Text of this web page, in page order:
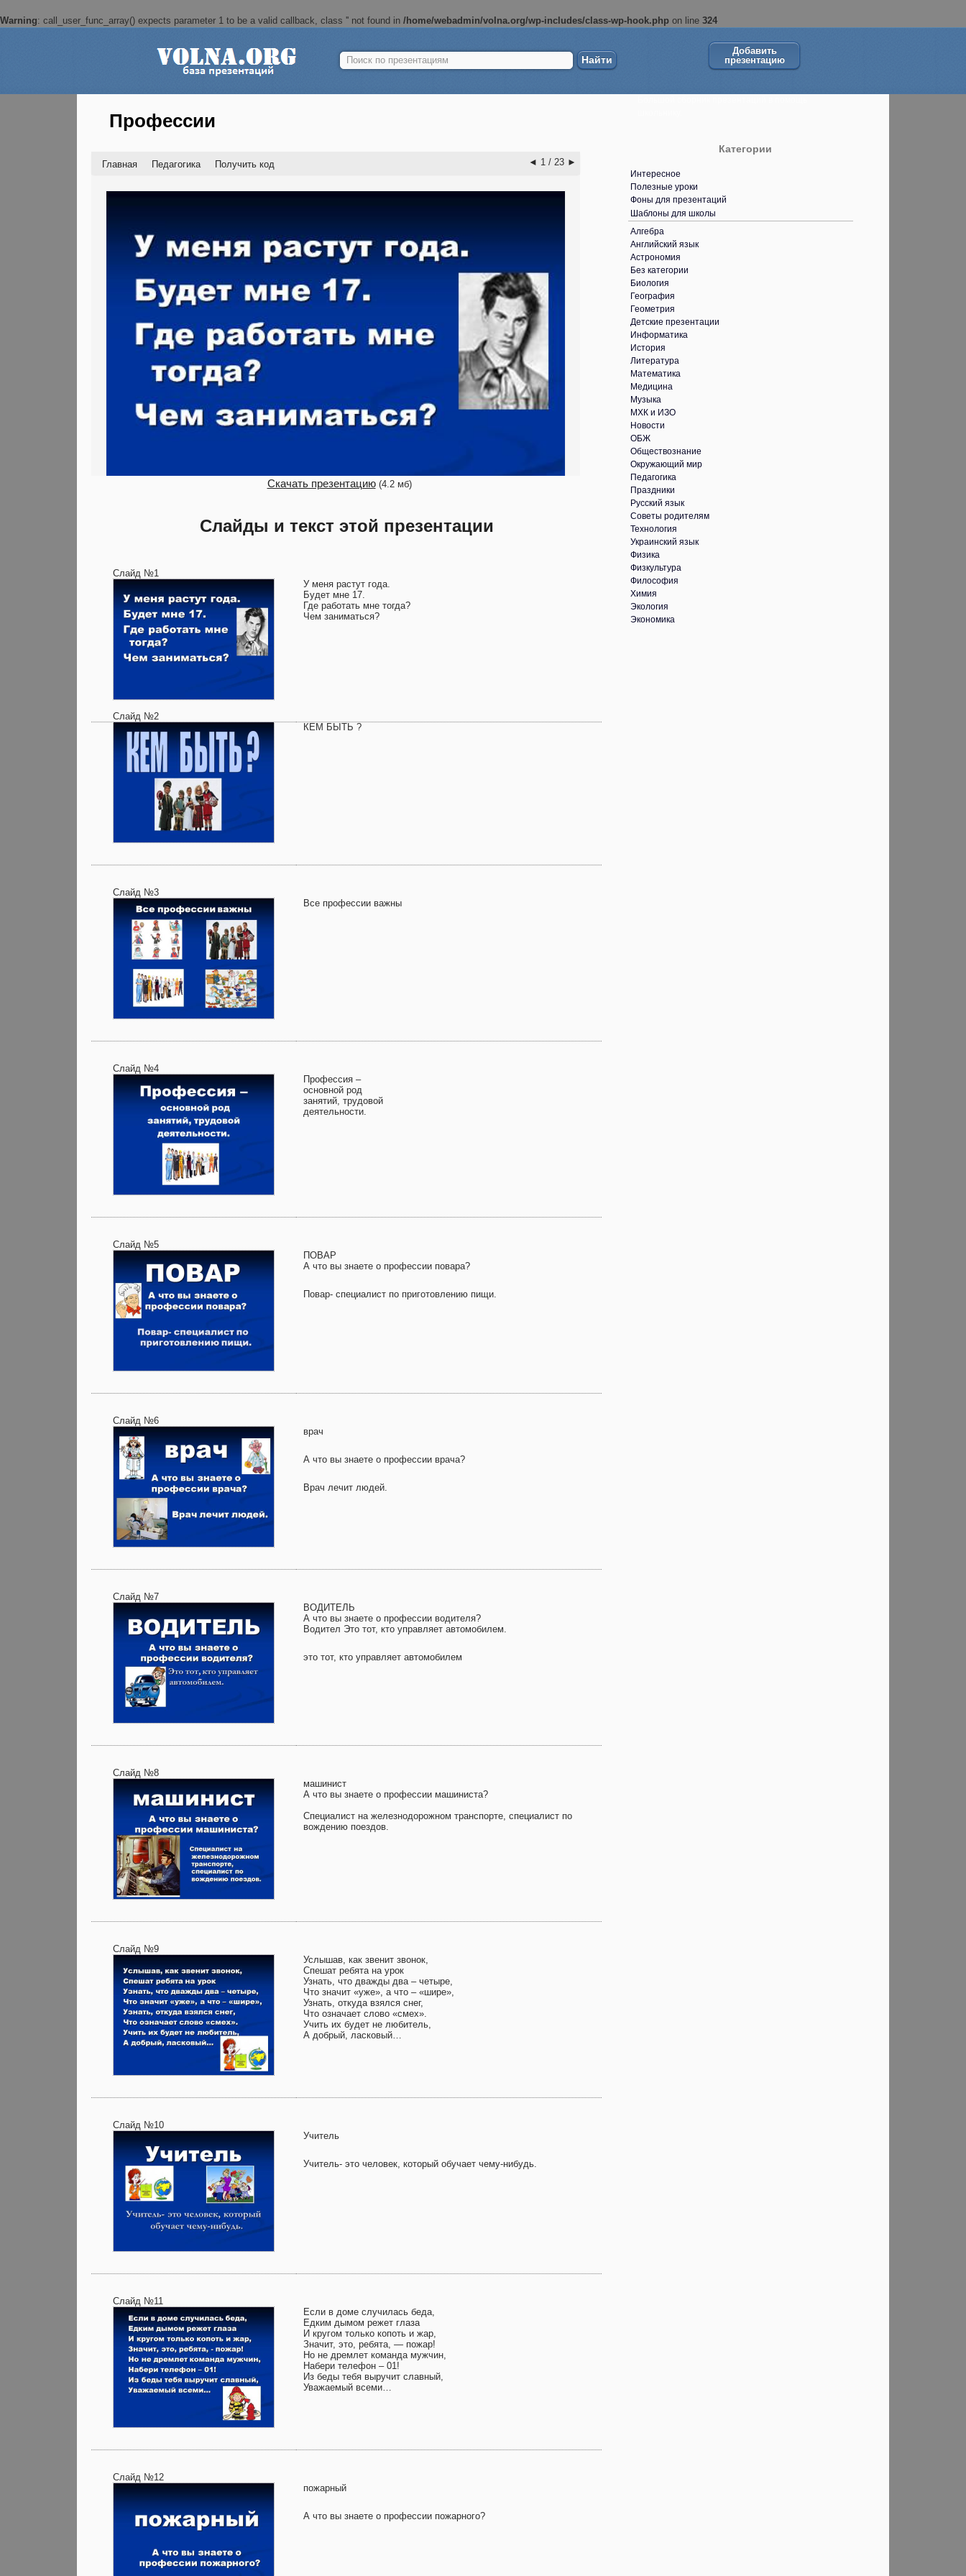
Warning: call_user_func_array() expects parameter 1 to be a valid callback, class '' not found in /home/webadmin/volna.org/wp-includes/class-wp-hook.php on line 324
Найти:
Добавить
презентацию
Профессии
Главная Педагогика Получить код ◄ 1 / 23 ►
Скачать презентацию(4.2 мб)
Слайды и текст этой презентации
Слайд №1
У меня растут года.
Будет мне 17.
Где работать мне тогда?
Чем заниматься?
Слайд №2
КЕМ БЫТЬ ?
Слайд №3
Все профессии важны
Слайд №4
Профессия –
основной род
занятий, трудовой
деятельности.
Слайд №5
ПОВАР
А что вы знаете о профессии повара?
Повар- специалист по приготовлению пищи.
Слайд №6
врач
А что вы знаете о профессии врача?
Врач лечит людей.
Слайд №7
ВОДИТЕЛЬ
А что вы знаете о профессии водителя?
Водител Это тот, кто управляет автомобилем.
это тот, кто управляет автомобилем
Слайд №8
машинист
А что вы знаете о профессии машиниста?
Специалист на железнодорожном транспорте, специалист по
вождению поездов.
Слайд №9
Услышав, как звенит звонок,
Спешат ребята на урок
Узнать, что дважды два – четыре,
Что значит «уже», а что – «шире»,
Узнать, откуда взялся снег,
Что означает слово «смех».
Учить их будет не любитель,
А добрый, ласковый…
Слайд №10
Учитель
Учитель- это человек, который обучает чему-нибудь.
Слайд №11
Если в доме случилась беда,
Едким дымом режет глаза
И кругом только копоть и жар,
Значит, это, ребята, — пожар!
Но не дремлет команда мужчин,
Набери телефон – 01!
Из беды тебя выручит славный,
Уважаемый всеми…
Слайд №12
пожарный
А что вы знаете о профессии пожарного?
Категории
Интересное
Полезные уроки
Фоны для презентаций
Шаблоны для школы
Алгебра
Английский язык
Астрономия
Без категории
Биология
География
Геометрия
Детские презентации
Информатика
История
Литература
Математика
Медицина
Музыка
МХК и ИЗО
Новости
ОБЖ
Обществознание
Окружающий мир
Педагогика
Праздники
Русский язык
Советы родителям
Технология
Украинский язык
Физика
Физкультура
Философия
Химия
Экология
Экономика